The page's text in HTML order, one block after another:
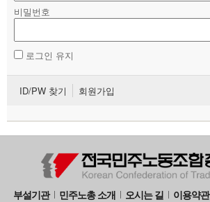
비밀번호
로그인 유지
ID/PW 찾기 회원가입
부설기관 민주노총 소개 오시는 길 이용약관
- 미디어자료
- 카드뉴스
부설기관